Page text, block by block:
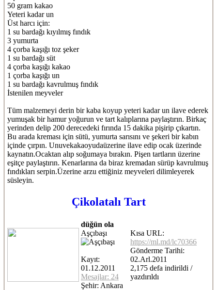
50 gram kakao
Yeteri kadar un
Üst harcı için:
1 su bardağı kıyılmış fındık
3 yumurta
4 çorba kaşığı toz şeker
1 su bardağı süt
4 çorba kaşığı kakao
1 çorba kaşığı un
1 su bardağı kavrulmuş fındık
İstenilen meyveler
Tüm malzemeyi derin bir kaba koyup yeteri kadar un ilave ederek
yumuşak bir hamur yoğurun ve tart kalıplarına paylaştırın. Birkaç
yerinden delip 200 derecedeki fırında 15 dakika pişirip çıkartın.
Bu arada kreması için sütü, yumurta sarısını ve şekeri bir kabın
içinde çırpın. Unuvekakaoyudaüzerine ilave edip ocak üzerinde
kaynatın.Ocaktan alıp soğumaya bırakın. Pişen tartların üzerine
eşitçe paylaştırın. Kenarlarına da biraz kremadan sürüp kavrulmuş
fındıkları serpin.Üzerine arzu ettiğiniz meyveleri dilimleyerek
süsleyin.
Çikolatalı Tart
düğün ola
Aşçıbaşı
Kayıt:
01.12.2011
Mesajlar: 24
Şehir: Ankara
Kısa URL:
https://ml.md/lc70366
Gönderme Tarihi:
02.Arl.2011
2,175 defa indirildi /
yazdırıldı